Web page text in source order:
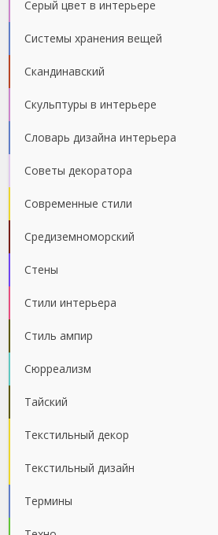
Серый цвет в интерьере
Системы хранения вещей
Скандинавский
Скульптуры в интерьере
Словарь дизайна интерьера
Советы декоратора
Современные стили
Средиземноморский
Стены
Стили интерьера
Стиль ампир
Сюрреализм
Тайский
Текстильный декор
Текстильный дизайн
Термины